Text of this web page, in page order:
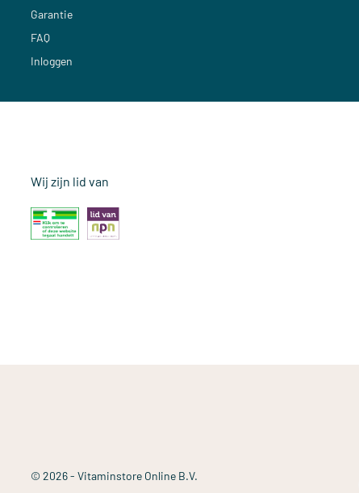
Garantie
FAQ
Inloggen
Wij zijn lid van
© 2026 - Vitaminstore Online B.V.